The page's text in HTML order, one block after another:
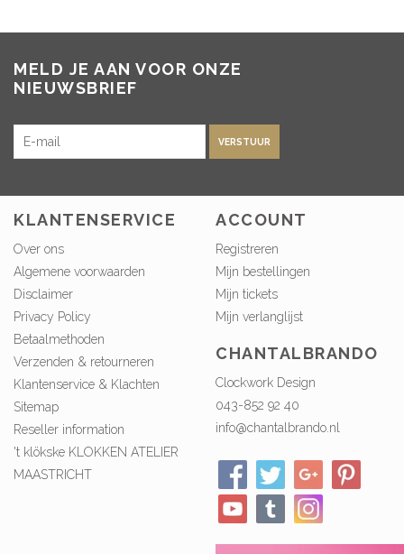
MELD JE AAN VOOR ONZE
NIEUWSBRIEF
VERSTUUR
KLANTENSERVICE
Over ons
Algemene voorwaarden
Disclaimer
Privacy Policy
Betaalmethoden
Verzenden & retourneren
Klantenservice & Klachten
Sitemap
Reseller information
't klökske KLOKKEN ATELIER
MAASTRICHT
ACCOUNT
Registreren
Mijn bestellingen
Mijn tickets
Mijn verlanglijst
CHANTALBRANDO
Clockwork Design
043-852 92 40
info@chantalbrando.nl